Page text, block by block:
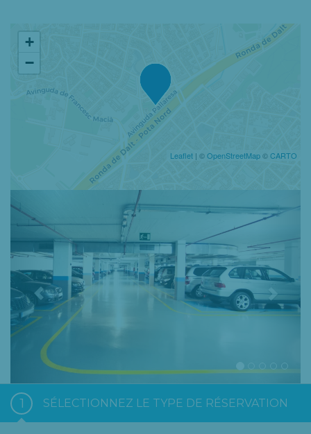
+
−
Leaflet | ©OpenStreetMap©CARTO
1 SÉLECTIONNEZ LE TYPE DE RÉSERVATION